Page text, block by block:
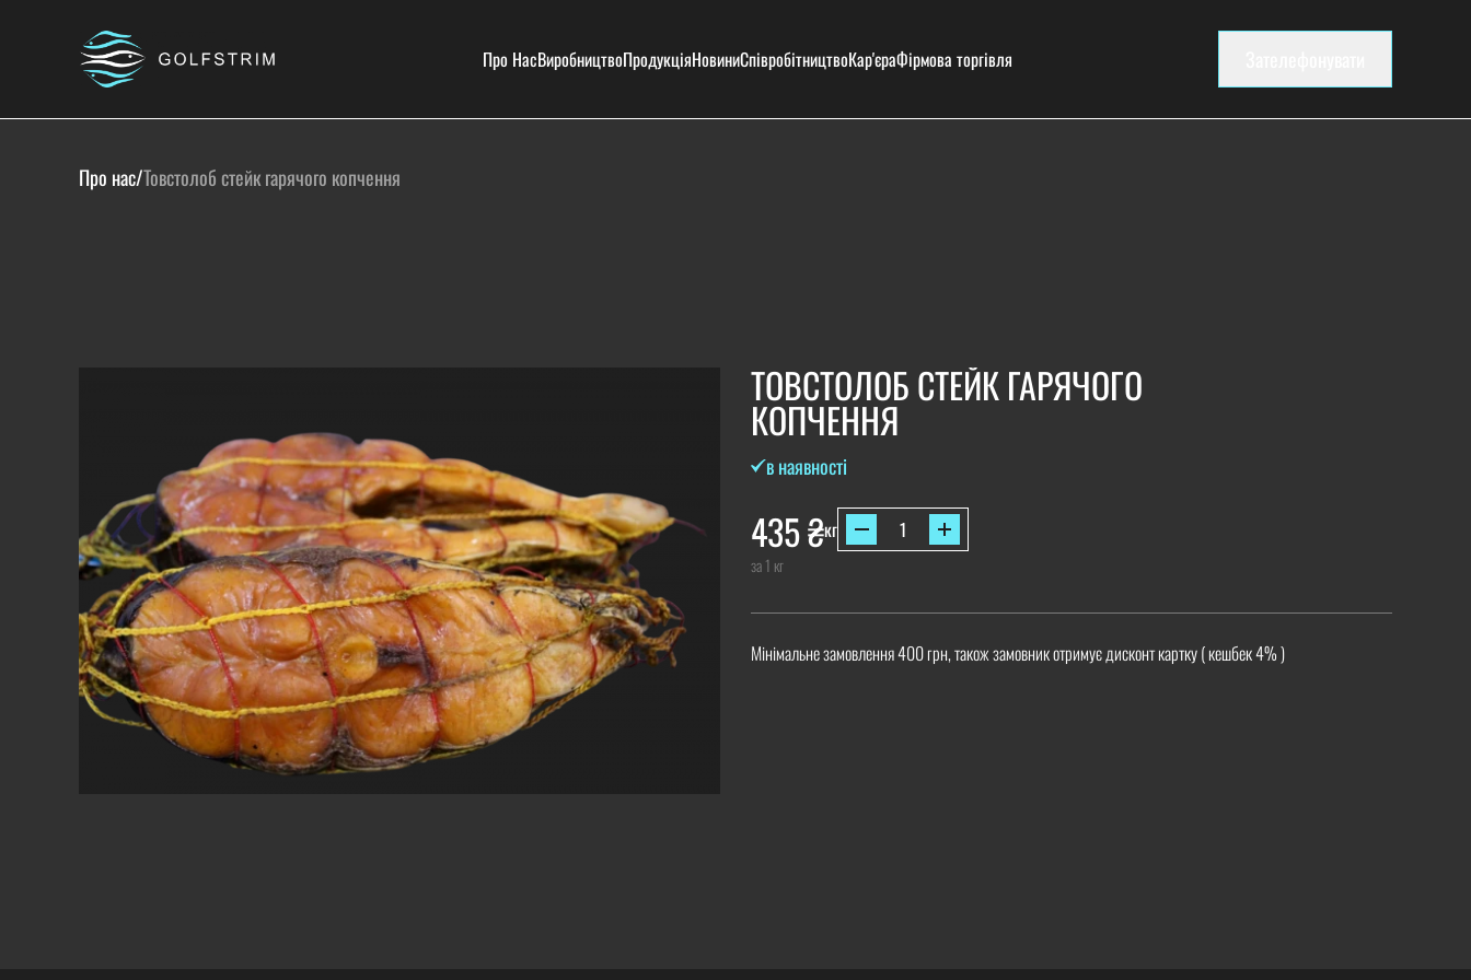
Про НасВиробництвоПродукціяНовиниСпівробітництвоКар'єраФірмова торгівля
Про нас/Товстолоб стейк гарячого копчення
ТОВСТОЛОБ СТЕЙК ГАРЯЧОГО
КОПЧЕННЯ
в наявності
435₴кг
за 1 кг
Мінімальне замовлення 400 грн, також замовник отримує дисконт картку ( кешбек 4% )